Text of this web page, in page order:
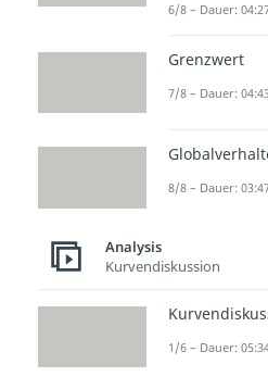
Sekante
andere
6/8 – Dauer:
Grenzwert
7/8 – Dauer:
8/8 – Dauer:
Analysis
Kurvendiskussion
1/6 – Dauer: